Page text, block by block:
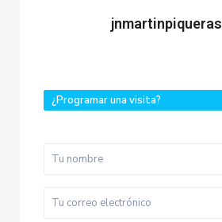
jnmartinpiqueras
¿Programar una visita?